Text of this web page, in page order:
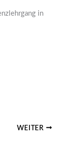
in
WEITER